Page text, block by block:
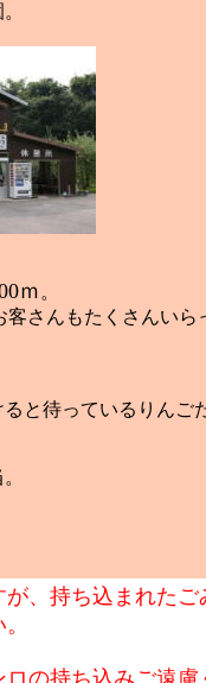
ｍ 。
客さんもたくさんいら
と待っているりんご
、持ち込まれたご
の持ち込みご遠慮